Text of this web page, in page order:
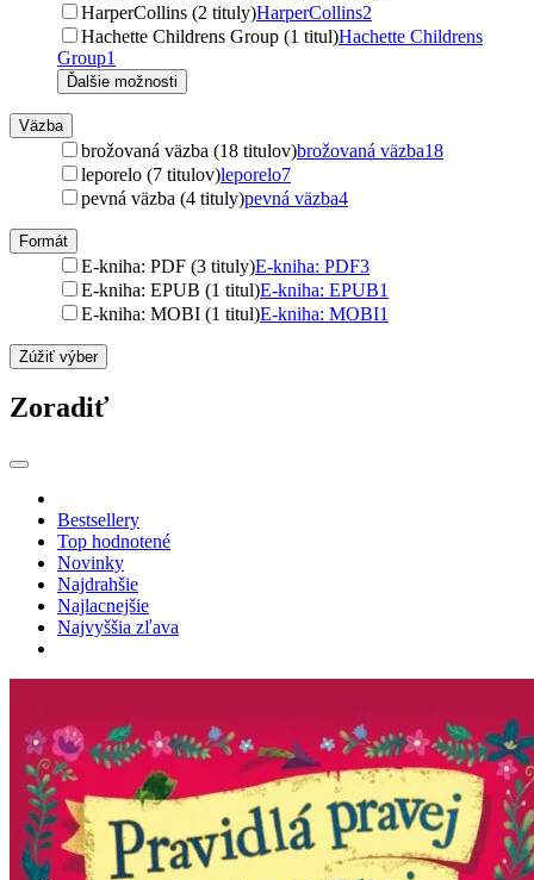
HarperCollins (2 tituly)HarperCollins2
Hachette Childrens Group (1 titul)Hachette Childrens
Group1
Ďalšie možnosti
Väzba
brožovaná väzba (18 titulov)brožovaná väzba18
leporelo (7 titulov)leporelo7
pevná väzba (4 tituly)pevná väzba4
Formát
E-kniha: PDF (3 tituly)E-kniha: PDF3
E-kniha: EPUB (1 titul)E-kniha: EPUB1
E-kniha: MOBI (1 titul)E-kniha: MOBI1
Zúžiť výber
Zoradiť
Bestsellery
Top hodnotené
Novinky
Najdrahšie
Najlacnejšie
Najvyššia zľava